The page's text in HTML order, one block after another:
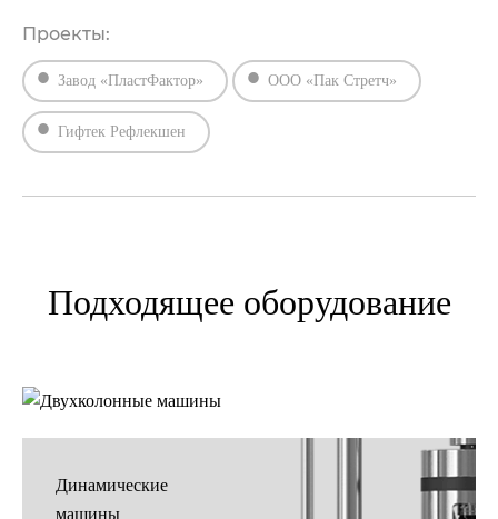
Проекты:
Завод «ПластФактор» ООО «Пак Стретч»
Гифтек Рефлекшен
Подходящее оборудование
Двухколонные
Динамические
машины